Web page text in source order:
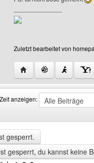
Zuletzt bearbeitet von
Website dieses
anzeigen:
gesperrt.
gesperrt, du kannst keine